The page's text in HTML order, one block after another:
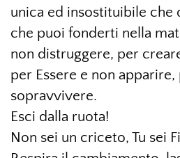
unica ed insostituibile che
che puoi fonderti nella
non distruggere, per
per Essere e non
sopravvivere.
Esci dalla ruota!
Non sei un criceto, Tu sei